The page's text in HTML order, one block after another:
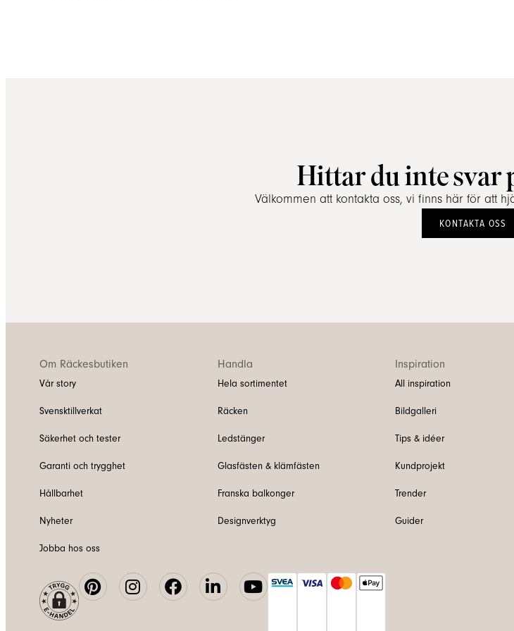
Hittar du inte svar
Välkommen att kontakta oss, vi finns här för att
KONTAKTA OSS
Om Räckesbutiken
Vår story
Svensktillverkat
Säkerhet och tester
Garanti och trygghet
Hållbarhet
Nyheter
Jobba hos oss
Handla
Hela sortimentet
Räcken
Ledstänger
Glasfästen & klämfästen
Franska balkonger
Designverktyg
Inspiration
All inspiration
Bildgalleri
Tips & idéer
Kundprojekt
Trender
Guider